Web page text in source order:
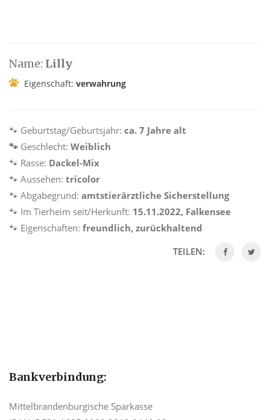
Name: Lilly
Eigenschaft: verwahrung
🐾 Geburtstag/Geburtsjahr: ca. 7 Jahre alt
🐾 Geschlecht: Weiblich
🐾 Rasse: Dackel-Mix
🐾 Aussehen: tricolor
🐾 Abgabegrund: amtstierärztliche Sicherstellung
🐾 Im Tierheim seit/Herkunft: 15.11.2022, Falkensee
🐾 Eigenschaften: freundlich, zurückhaltend
TEILEN:
Bankverbindung:
Mittelbrandenburgische Sparkasse